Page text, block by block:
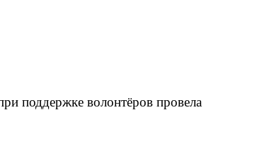
поддержке волонтёров провела